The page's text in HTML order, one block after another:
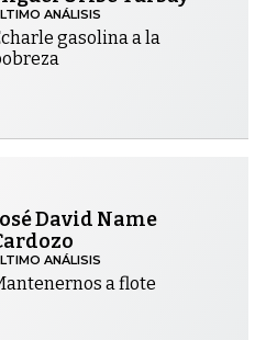
ANÁLISIS
gasolina a la
David Name
ANÁLISIS
a flote